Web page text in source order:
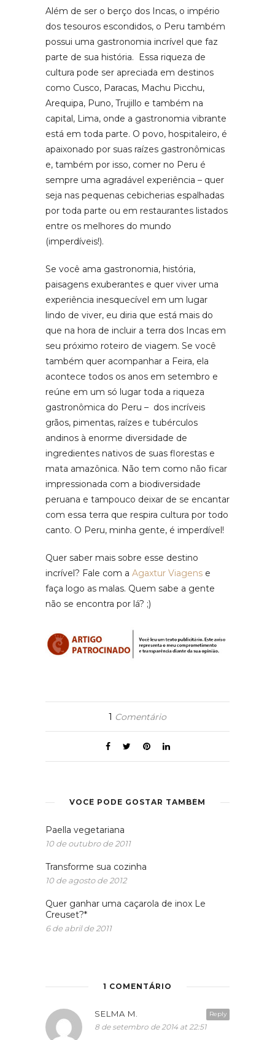
Além de ser o berço dos Incas, o império
dos tesouros escondidos, o Peru também
possui uma gastronomia incrível que faz
parte de sua história. Essa riqueza de
cultura pode ser apreciada em destinos
como Cusco, Paracas, Machu Picchu,
Arequipa, Puno, Trujillo e também na
capital, Lima, onde a gastronomia vibrante
está em toda parte. O povo, hospitaleiro, é
apaixonado por suas raízes gastronômicas
e, também por isso, comer no Peru é
sempre uma agradável experiência – quer
seja nas pequenas cebicherias espalhadas
por toda parte ou em restaurantes listados
entre os melhores do mundo
(imperdíveis!).
Se você ama gastronomia, história,
paisagens exuberantes e quer viver uma
experiência inesquecível em um lugar
lindo de viver, eu diria que está mais do
que na hora de incluir a terra dos Incas em
seu próximo roteiro de viagem. Se você
também quer acompanhar a Feira, ela
acontece todos os anos em setembro e
reúne em um só lugar toda a riqueza
gastronômica do Peru – dos incríveis
grãos, pimentas, raízes e tubérculos
andinos à enorme diversidade de
ingredientes nativos de suas florestas e
mata amazônica. Não tem como não ficar
impressionada com a biodiversidade
peruana e tampouco deixar de se encantar
com essa terra que respira cultura por todo
canto. O Peru, minha gente, é imperdível!
Quer saber mais sobre esse destino
incrível? Fale com a Agaxtur Viagens e
faça logo as malas. Quem sabe a gente
não se encontra por lá? ;)
1 Comentário
VOCÊ PODE GOSTAR TAMBÉM
Paella vegetariana
10 de outubro de 2011
Transforme sua cozinha
10 de agosto de 2012
Quer ganhar uma caçarola de inox Le
Creuset?*
6 de abril de 2011
1 COMENTÁRIO
Reply
SELMA M.
8 de setembro de 2014 at 22:51